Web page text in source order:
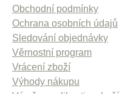
Obchodní podmínky
Ochrana osobních údajů
Sledování objednávky
Věrnostní program
Vrácení zboží
Výhody nákupu